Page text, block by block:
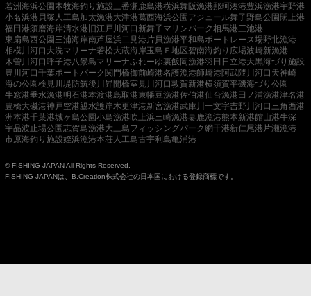
若洲海浜公園本牧海釣り施設三番瀬 鹿島港横浜舞阪漁港那珂湊港豊浜漁港宇野港
小名浜港 貝塚人工島加太漁港大津港葛西海浜公園アジュール舞子野島公園閖上港
福田港須磨海岸清水港 旧江戸川河口 新舞子マリンパーク相馬港三池港
東扇島西公園三浦海岸南芦屋浜二見港 片貝漁港平和島ボートレース場野北漁港
相模川河口 大洗マリーナ若松大蔵海岸玉島Ｅ地区碧南海釣り広場波崎新漁港
木曽川河口呼子港 八景島マリーナふれーゆ裏飯岡漁港羽田 日立港大黒海づり施設
豊川河口千葉ポートパーク関門橋御前崎港名護漁港師崎港阿武隈川河口 天神崎
海の公園検見川堤防筑後川昇開橋室見川河口敦賀新港横須賀平磯海づり公園
牛窓港垂水漁港明石港本渡港鳥取港東幡豆漁港佐伯港仙台漁港田ノ浦漁港津名港
豊橋大磯港神戸空港親水護岸木更津港新宮漁港武庫川一文字吉野川河口 三角西港
洲本港千葉港城ヶ島公園小島漁港吹上浜三崎漁港妻鹿漁港熊本新港館山港牛深
宇品波止場公園志賀島漁港大三島フィッシングパーク網干港新仁尾港 片瀬漁港
市原海釣り施設姪浜漁港本荘人工島古宇利島亀浦港
© FISHING JAPAN All Rights Reserved.
FISHING JAPANは、B.Creation株式会社の日本国における登録商標です。